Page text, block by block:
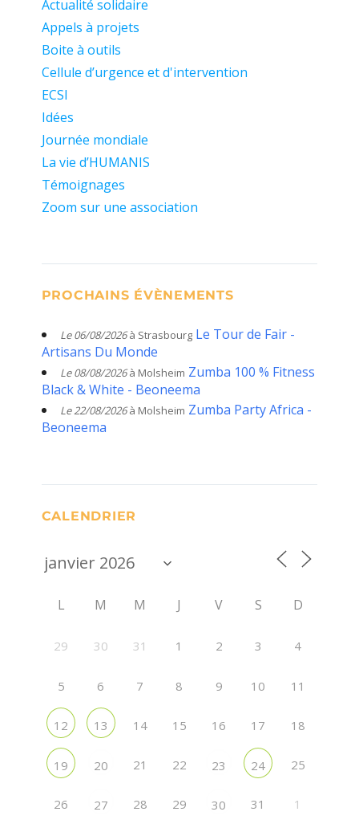
Actualité solidaire
Appels à projets
Boite à outils
Cellule d’urgence et d'intervention
ECSI
Idées
Journée mondiale
La vie d’HUMANIS
Témoignages
Zoom sur une association
PROCHAINS ÉVÈNEMENTS
Le 06/08/2026à Strasbourg Le Tour de Fair -
Artisans Du Monde
Le 08/08/2026à Molsheim Zumba 100 % Fitness
Black & White - Beoneema
Le 22/08/2026à Molsheim Zumba Party Africa -
Beoneema
CALENDRIER
L M M J V S D
29 30 31 1 2 3 4
5 6 7 8 9 10 11
12 13 14 15 16 17 18
19 20 21 22 23 24 25
26 27 28 29 30 31 1